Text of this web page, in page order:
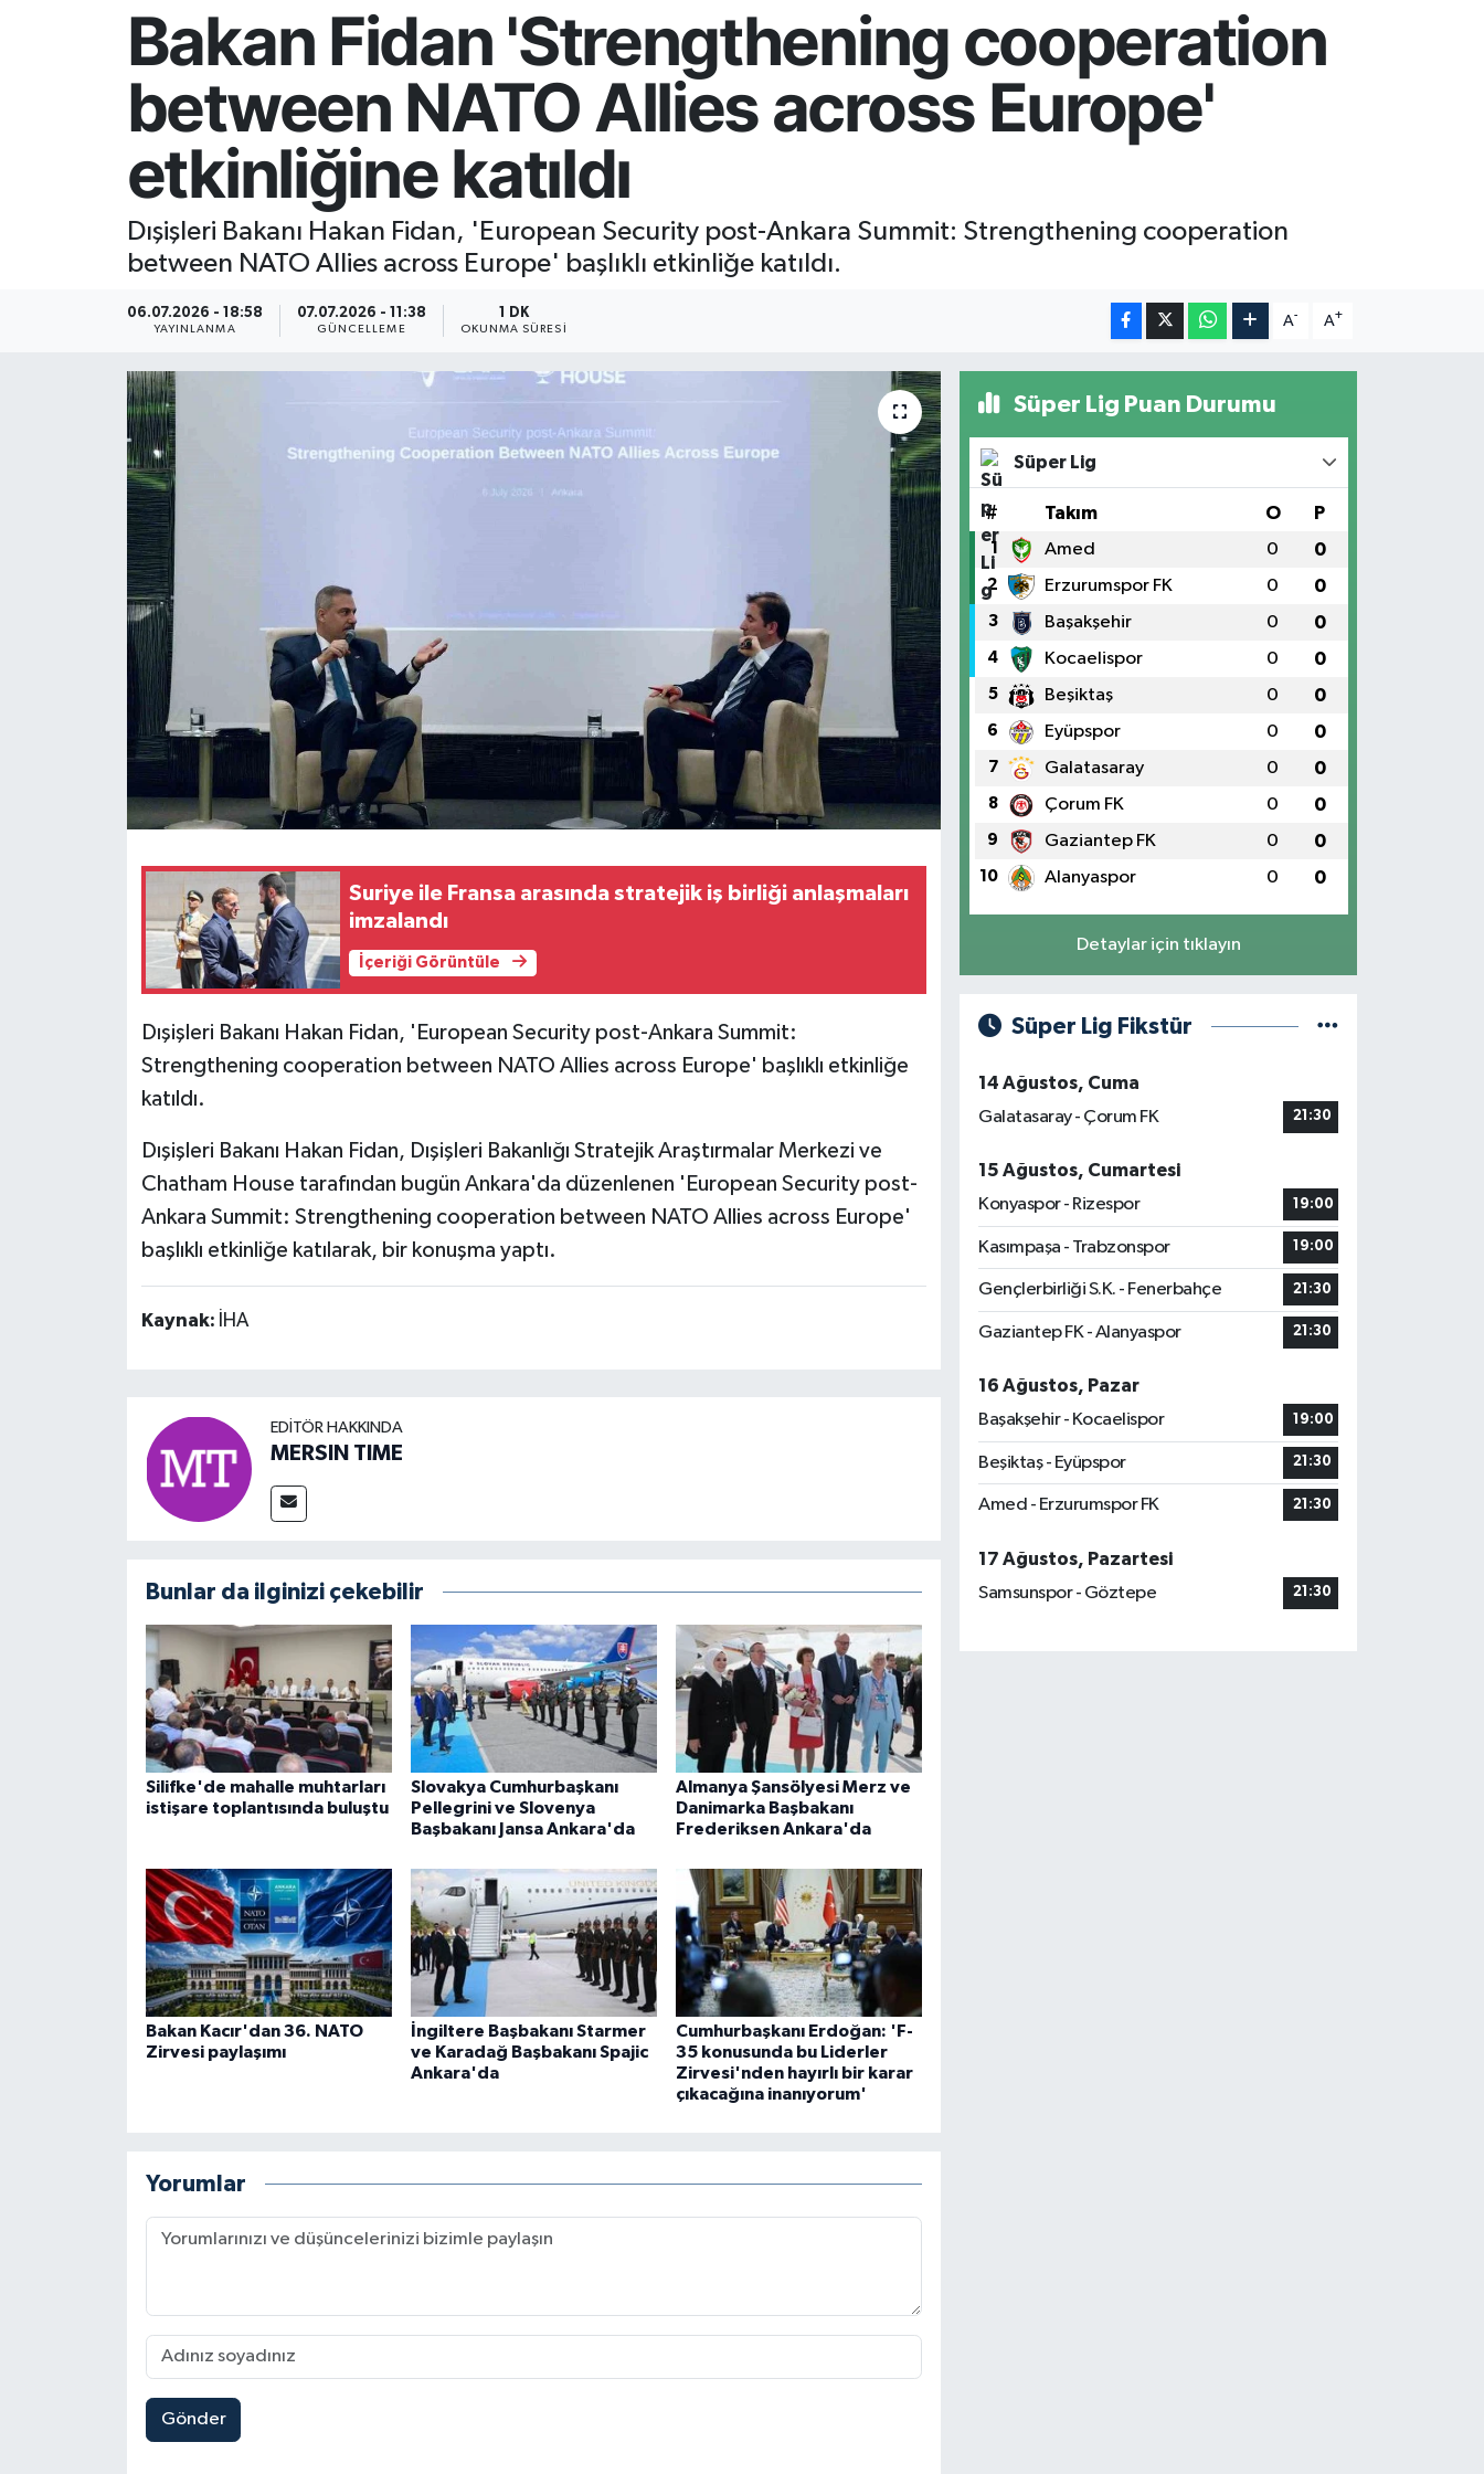
Bakan Fidan 'Strengthening cooperation
between NATO Allies across Europe'
etkinliğine katıldı
Dışişleri Bakanı Hakan Fidan, 'European Security post-Ankara Summit: Strengthening cooperation
between NATO Allies across Europe' başlıklı etkinliğe katıldı.
06.07.2026 - 18:58
YAYINLANMA
07.07.2026 - 11:38
GÜNCELLEME
1 DK
OKUNMA SÜRESI
A- A+
Suriye ile Fransa arasında stratejik iş birliği anlaşmaları
imzalandı
İçeriği Görüntüle
Dışişleri Bakanı Hakan Fidan, 'European Security post-Ankara Summit:
Strengthening cooperation between NATO Allies across Europe' başlıklı etkinliğe
katıldı.
Dışişleri Bakanı Hakan Fidan, Dışişleri Bakanlığı Stratejik Araştırmalar Merkezi ve
Chatham House tarafından bugün Ankara'da düzenlenen 'European Security post-
Ankara Summit: Strengthening cooperation between NATO Allies across Europe'
başlıklı etkinliğe katılarak, bir konuşma yaptı.
Kaynak: İHA
EDITÖR HAKKINDA
MERSIN TIME
Bunlar da ilginizi çekebilir
Silifke'de mahalle muhtarları
istişare toplantısında buluştu
Slovakya Cumhurbaşkanı
Pellegrini ve Slovenya
Başbakanı Jansa Ankara'da
Almanya Şansölyesi Merz ve
Danimarka Başbakanı
Frederiksen Ankara'da
Bakan Kacır'dan 36. NATO
Zirvesi paylaşımı
İngiltere Başbakanı Starmer
ve Karadağ Başbakanı Spajic
Ankara'da
Cumhurbaşkanı Erdoğan: 'F-
35 konusunda bu Liderler
Zirvesi'nden hayırlı bir karar
çıkacağına inanıyorum'
Yorumlar
Gönder
Süper Lig Puan Durumu
Süper Lig
# Takım O P
1 Amed 0 0
2 Erzurumspor FK 0 0
3 Başakşehir 0 0
4 Kocaelispor 0 0
5 Beşiktaş 0 0
6 Eyüpspor 0 0
7 Galatasaray 0 0
8 Çorum FK 0 0
9 Gaziantep FK 0 0
10 Alanyaspor 0 0
Detaylar için tıklayın
Süper Lig Fikstür
14 Ağustos, Cuma
Galatasaray - Çorum FK
21:30
15 Ağustos, Cumartesi
Konyaspor - Rizespor
19:00
Kasımpaşa - Trabzonspor 19:00
Gençlerbirliği S.K. - Fenerbahçe 21:30
Gaziantep FK - Alanyaspor 21:30
16 Ağustos, Pazar
Başakşehir - Kocaelispor
19:00
Beşiktaş - Eyüpspor 21:30
Amed - Erzurumspor FK 21:30
17 Ağustos, Pazartesi
Samsunspor - Göztepe
21:30
Resmi İlan